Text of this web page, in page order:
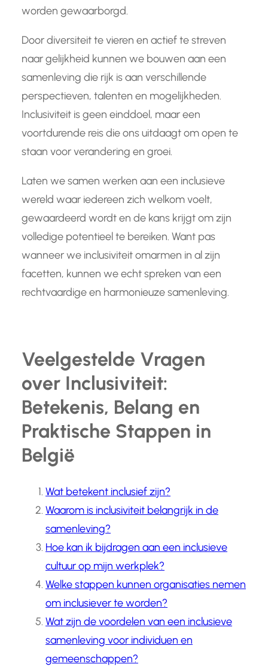
worden gewaarborgd.
Door diversiteit te vieren en actief te streven
naar gelijkheid kunnen we bouwen aan een
samenleving die rijk is aan verschillende
perspectieven, talenten en mogelijkheden.
Inclusiviteit is geen einddoel, maar een
voortdurende reis die ons uitdaagt om open te
staan voor verandering en groei.
Laten we samen werken aan een inclusieve
wereld waar iedereen zich welkom voelt,
gewaardeerd wordt en de kans krijgt om zijn
volledige potentieel te bereiken. Want pas
wanneer we inclusiviteit omarmen in al zijn
facetten, kunnen we echt spreken van een
rechtvaardige en harmonieuze samenleving.
Veelgestelde Vragen
over Inclusiviteit:
Betekenis, Belang en
Praktische Stappen in
België
Wat betekent inclusief zijn?
Waarom is inclusiviteit belangrijk in de
samenleving?
Hoe kan ik bijdragen aan een inclusieve
cultuur op mijn werkplek?
Welke stappen kunnen organisaties nemen
om inclusiever te worden?
Wat zijn de voordelen van een inclusieve
samenleving voor individuen en
gemeenschappen?